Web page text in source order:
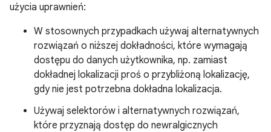
użycia uprawnień:
W stosownych przypadkach używaj alternatywnych
rozwiązań o niższej dokładności, które wymagają
dostępu do danych użytkownika, np. zamiast
dokładnej lokalizacji proś o przybliżoną lokalizację,
gdy nie jest potrzebna dokładna lokalizacja.
Używaj selektorów i alternatywnych rozwiązań,
które przyznają dostęp do newralgicznych